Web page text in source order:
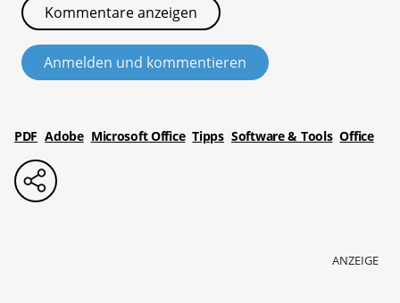
Kommentare anzeigen
Anmelden und kommentieren
PDF Adobe Microsoft Office Tipps Software & Tools Office
ANZEIGE